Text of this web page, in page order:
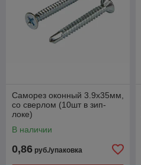
Саморез оконный 3.9х35мм,
со сверлом (10шт в зип-
локе)
В наличии
0,86 руб./упаковка